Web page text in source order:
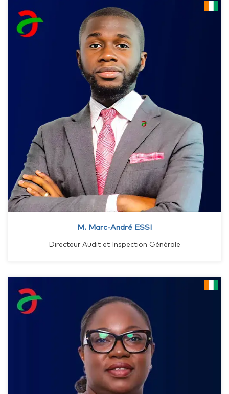
M. Marc-André ESSI
Directeur Audit et Inspection Générale